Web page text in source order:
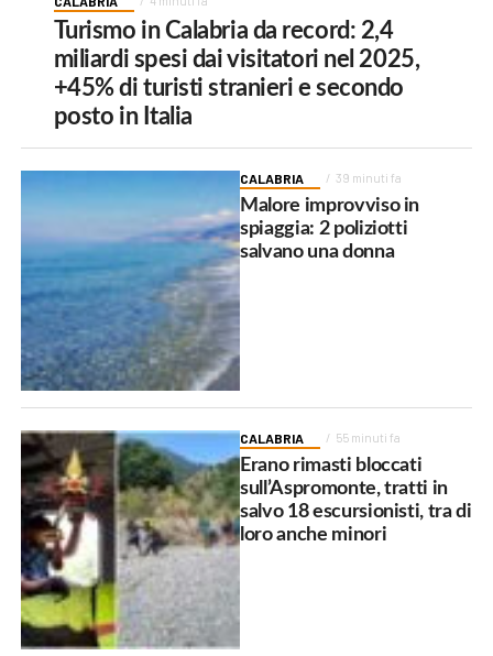
Turismo in Calabria da record: 2,4
miliardi spesi dai visitatori nel 2025,
+45% di turisti stranieri e secondo
posto in Italia
CALABRIA 39 minuti fa
Malore improvviso in
spiaggia: 2 poliziotti
salvano una donna
CALABRIA 55 minuti fa
Erano rimasti bloccati
sull’Aspromonte, tratti in
salvo 18 escursionisti, tra di
loro anche minori